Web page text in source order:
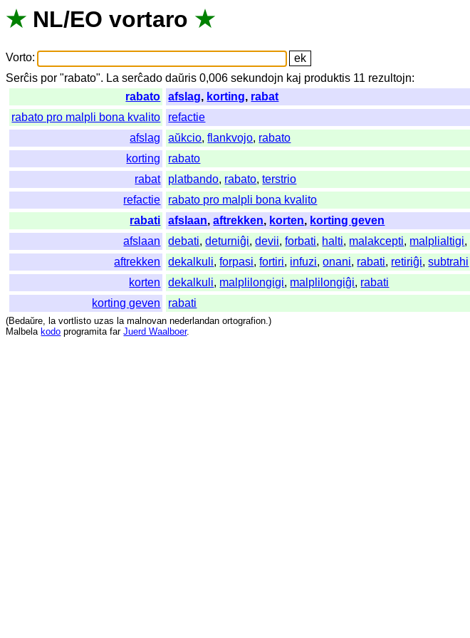
★ NL/EO vortaro ★
Vorto:
Serĉis por "rabato". La serĉado daŭris 0,006sekundojn kaj produktis 11 rezultojn:
rabato
afslag, korting, rabat
rabato pro malpli bona kvalito
refactie
afslag
aŭkcio,flankvojo, rabato
korting
rabato
rabat
platbando, rabato,terstrio
refactie
rabato pro malpli bona kvalito
rabati
afslaan,aftrekken, korten, korting geven
afslaan
debati,deturniĝi,devii,forbati, halti, malakcepti, malplialtigi,
aftrekken
dekalkuli,forpasi,fortiri, infuzi,onani, rabati, retiriĝi,subtrahi
korten
dekalkuli, malplilongigi, malplilongiĝi, rabati
korting geven
rabati
(Bedaŭre, la vortlisto uzas la malnovan nederlandan ortografion.)
Malbela kodo programita far Juerd Waalboer.